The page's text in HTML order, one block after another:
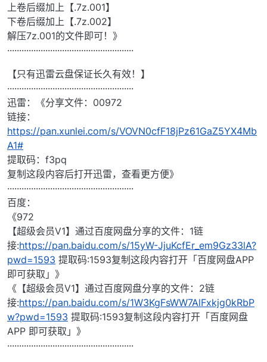
上卷后缀加上【.7z.001】
下卷后缀加上【.7z.002】
解压7z.001的文件即可！》
·····················································
【只有迅雷云盘保证长久有效！】
·····················································
迅雷：《分享文件：00972
链接：
https://pan.xunlei.com/s/VOVN0cfF18jPz61GaZ5YX4Mb
A1#
提取码：f3pq
复制这段内容后打开迅雷，查看更方便》
·····················································
百度：
《972
【超级会员V1】通过百度网盘分享的文件：1链
接:https://pan.baidu.com/s/15yW-JjuKcfEr_em9Gz33lA?
pwd=1593 提取码:1593复制这段内容打开「百度网盘APP
即可获取」》
《【超级会员V1】通过百度网盘分享的文件：2链
接:https://pan.baidu.com/s/1W3KgFsWW7AlFxkjg0kRbP
w?pwd=1593 提取码:1593复制这段内容打开「百度网盘
APP 即可获取」》
·····················································